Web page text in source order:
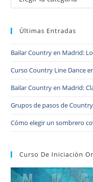
Últimas Entradas
Bailar Country en Madrid:
Curso Country Line Dance
Bailar Country en Madrid:
Grupos de pasos de
Cómo elegir un sombrero
Curso De Iniciación